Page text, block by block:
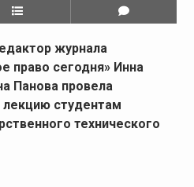
журнала
право сегодня» Инна
Панова провела
студентам
технического